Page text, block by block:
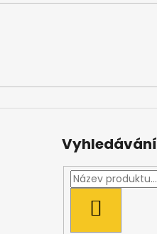
Vyhledávání